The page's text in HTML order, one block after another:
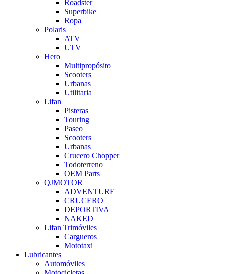
Roadster
Superbike
Ropa
Polaris
ATV
UTV
Hero
Multipropósito
Scooters
Urbanas
Utilitaria
Lifan
Pisteras
Touring
Paseo
Scooters
Urbanas
Crucero Chopper
Todoterreno
OEM Parts
QJMOTOR
ADVENTURE
CRUCERO
DEPORTIVA
NAKED
Lifan Trimóviles
Cargueros
Mototaxi
Lubricantes
Automóviles